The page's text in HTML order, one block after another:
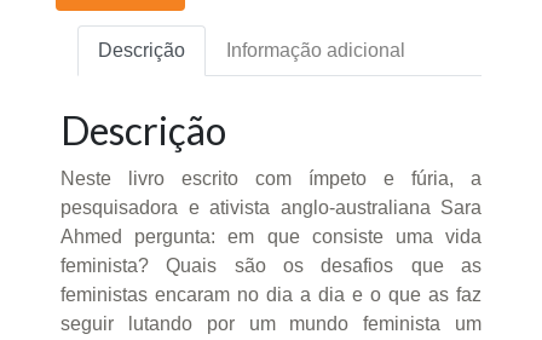
Descrição Informação adicional
Descrição
Neste livro escrito com ímpeto e fúria, a
pesquisadora e ativista anglo-australiana Sara
Ahmed pergunta: em que consiste uma vida
feminista? Quais são os desafios que as
feministas encaram no dia a dia e o que as faz
seguir lutando por um mundo feminista um